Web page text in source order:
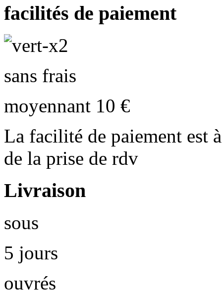
facilités de paiement
sans frais
moyennant 10 €
La facilité de paiement est
de la prise de rdv
Livraison
sous
5 jours
ouvrés